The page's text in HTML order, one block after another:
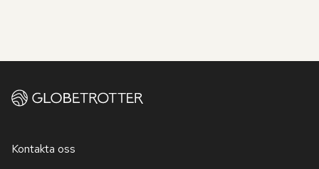
Kontakta oss